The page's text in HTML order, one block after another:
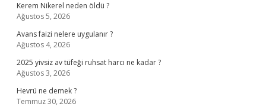
Kerem Nikerel neden öldü ?
Ağustos 5, 2026
Avans faizi nelere uygulanır ?
Ağustos 4, 2026
2025 yivsiz av tüfeği ruhsat harcı ne kadar ?
Ağustos 3, 2026
Hevrü ne demek ?
Temmuz 30, 2026